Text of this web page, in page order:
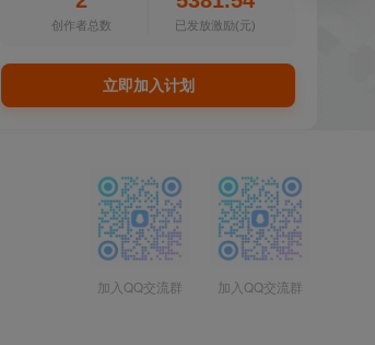
创作者总数 已发放激励(元)
立即加入计划
加入QQ交流群 加入QQ交流群